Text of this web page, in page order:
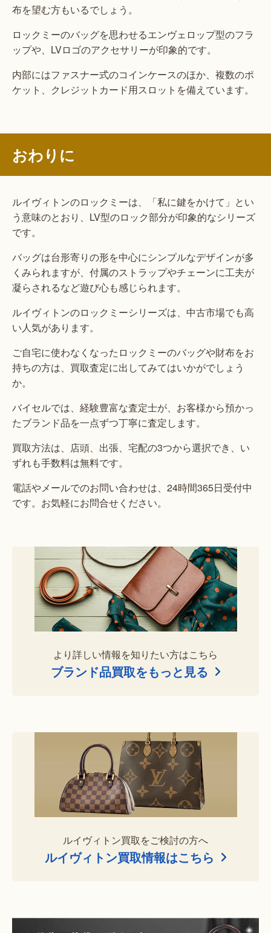
布を望む方もいるでしょう。
ロックミーのバッグを思わせるエンヴェロップ型のフラ
ップや、LVロゴのアクセサリーが印象的です。
内部にはファスナー式のコインケースのほか、複数のポ
ケット、クレジットカード用スロットを備えています。
おわりに
ルイヴィトンのロックミーは、「私に鍵をかけて」とい
う意味のとおり、LV型のロック部分が印象的なシリーズ
です。
バッグは台形寄りの形を中心にシンプルなデザインが多
くみられますが、付属のストラップやチェーンに工夫が
凝らされるなど遊び心も感じられます。
ルイヴィトンのロックミーシリーズは、中古市場でも高
い人気があります。
ご自宅に使わなくなったロックミーのバッグや財布をお
持ちの方は、買取査定に出してみてはいかがでしょう
か。
バイセルでは、経験豊富な査定士が、お客様から預かっ
たブランド品を一点ずつ丁寧に査定します。
買取方法は、店頭、出張、宅配の3つから選択でき、い
ずれも手数料は無料です。
電話やメールでのお問い合わせは、24時間365日受付中
です。お気軽にお問合せください。
より詳しい情報を知りたい方はこちら
ブランド品買取をもっと見る
ルイヴィトン買取をご検討の方へ
ルイヴィトン買取情報はこちら